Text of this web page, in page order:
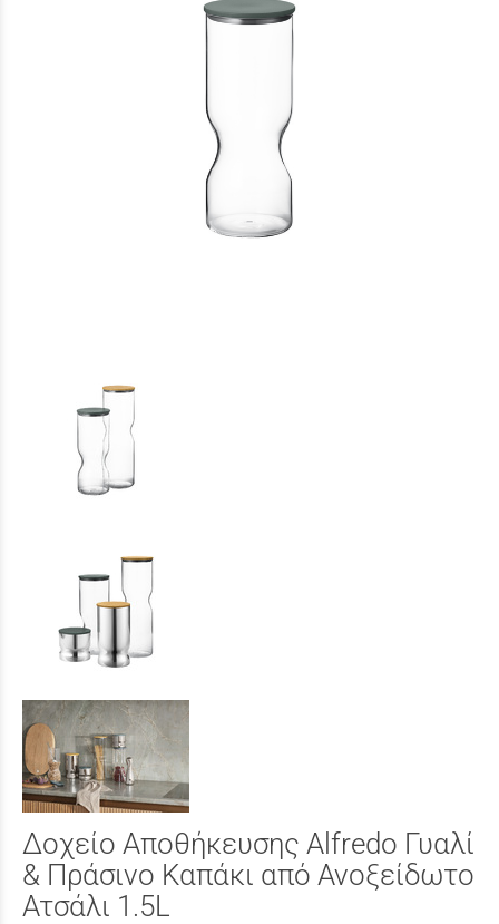
Δοχείο Αποθήκευσης Alfredo Γυαλί
& Πράσινο Καπάκι από Ανοξείδωτο
Ατσάλι 1.5L